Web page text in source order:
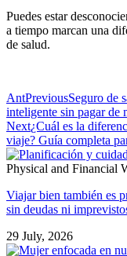
Puedes estar
a tiempo marcan una
de salud.
AntPreviousSeguro de
inteligente sin pagar de
Next¿Cuál es la
viaje? Guía completa
Physical and Financial
Viajar bien también es
sin deudas ni
29 July, 2026